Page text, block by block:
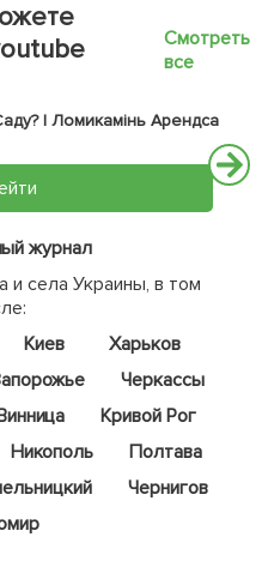
Смотреть
все
| Ломикамінь Арендса
журнал
и села Украины, в том
Киев
Харьков
Черкассы
Кривой Рог
Никополь
Полтава
Чернигов